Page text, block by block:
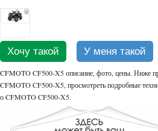
Хочу такой У меня такой
CFMOTO CF500-X5 описание, фото, цены. Ниже
CFMOTO CF500-X5, просмотреть подробные
о CFMOTO CF500-X5.